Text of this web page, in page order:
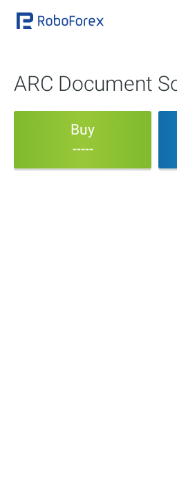
ARC Document
Buy
-----